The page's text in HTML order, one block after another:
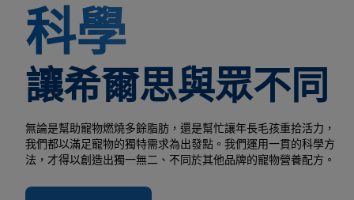
科學
讓希爾思與眾不同
無論是幫助寵物燃燒多餘脂肪，還是幫忙讓年長毛孩重拾活力，
我們都以滿足寵物的獨特需求為出發點。我們運用一貫的科學方
法，才得以創造出獨一無二、不同於其他品牌的寵物營養配方。